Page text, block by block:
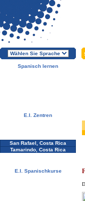
Spanisch lernen
E.I. Zentren
San Rafael, Costa Rica
Tamarindo, Costa Rica
E.I. Spanischkurse